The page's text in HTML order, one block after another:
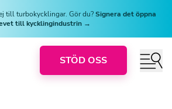
till turbokycklingar. Gör du?Signera det öppna
till kycklingindustrin →
STÖD OSS